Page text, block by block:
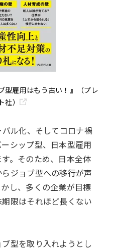
型雇用はもう古い！』（プレ
社）
ル化、そしてコロナ禍
シップ型、日本型雇用
。そのため、日本全体
ジョブ型への移行が声
し、多くの企業が目標
限はそれほど長くない
型を取り入れようとし